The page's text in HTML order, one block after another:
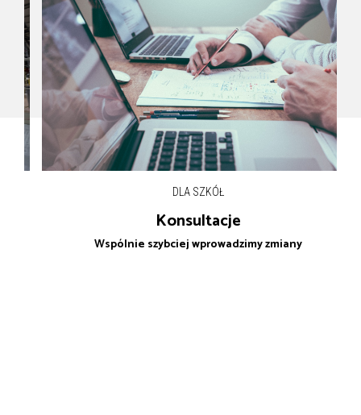
DLA SZKÓŁ
Konsultacje
Wspólnie szybciej wprowadzimy zmiany